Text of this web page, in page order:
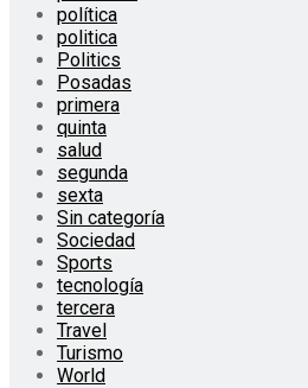
política
politica
Politics
Posadas
primera
quinta
salud
segunda
sexta
Sin categoría
Sociedad
Sports
tecnología
tercera
Travel
Turismo
World